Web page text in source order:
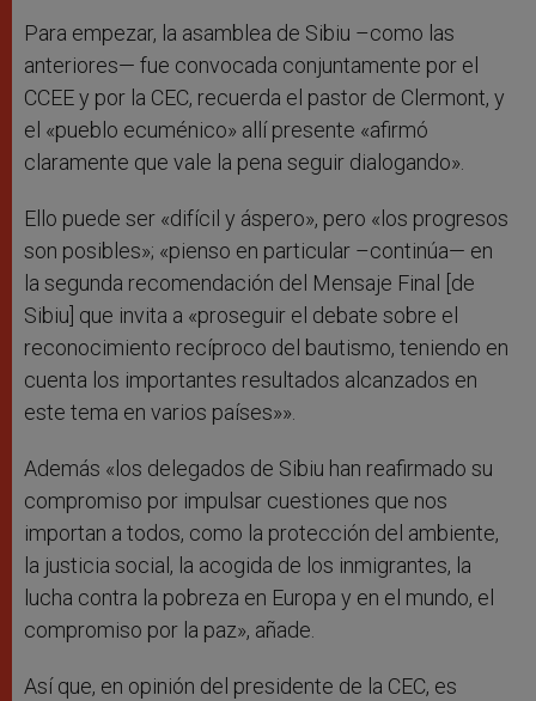
Para empezar, la asamblea de Sibiu –como las
anteriores— fue convocada conjuntamente por el
CCEE y por la CEC, recuerda el pastor de Clermont, y
el «pueblo ecuménico» allí presente «afirmó
claramente que vale la pena seguir dialogando».
Ello puede ser «difícil y áspero», pero «los progresos
son posibles»; «pienso en particular –continúa— en
la segunda recomendación del Mensaje Final [de
Sibiu] que invita a «proseguir el debate sobre el
reconocimiento recíproco del bautismo, teniendo en
cuenta los importantes resultados alcanzados en
este tema en varios países»».
Además «los delegados de Sibiu han reafirmado su
compromiso por impulsar cuestiones que nos
importan a todos, como la protección del ambiente,
la justicia social, la acogida de los inmigrantes, la
lucha contra la pobreza en Europa y en el mundo, el
compromiso por la paz», añade.
Así que, en opinión del presidente de la CEC, es